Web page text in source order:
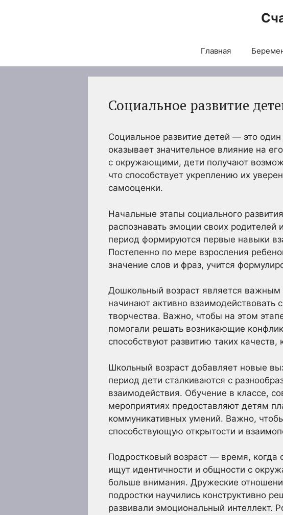
Главная
Социальное развитие
Социальное развитие детей — это
оказывает значительное влияние на
с окружающими, дети получают
что способствует укреплению их
самооценки.
Начальные этапы социального
распознавать эмоции своих
период формируются первые навыки
Постепенно по мере взросления
значение слов и фраз, учится
Дошкольный возраст является важным
начинают активно взаимодействовать
творчества. Важно, чтобы на этом
помогали решать возникающие
способствуют развитию таких
Школьный возраст добавляет новые
период дети сталкиваются с
взаимодействия. Обучение в классе,
мероприятиях предоставляют детям
коммуникативных умений. Важно,
способствующую открытости и
Подростковый возраст — время, когда
ищут идентичности и общности с
больше внимания. Дружеские
подростки научились конструктивно
развивали эмоциональный интеллект.